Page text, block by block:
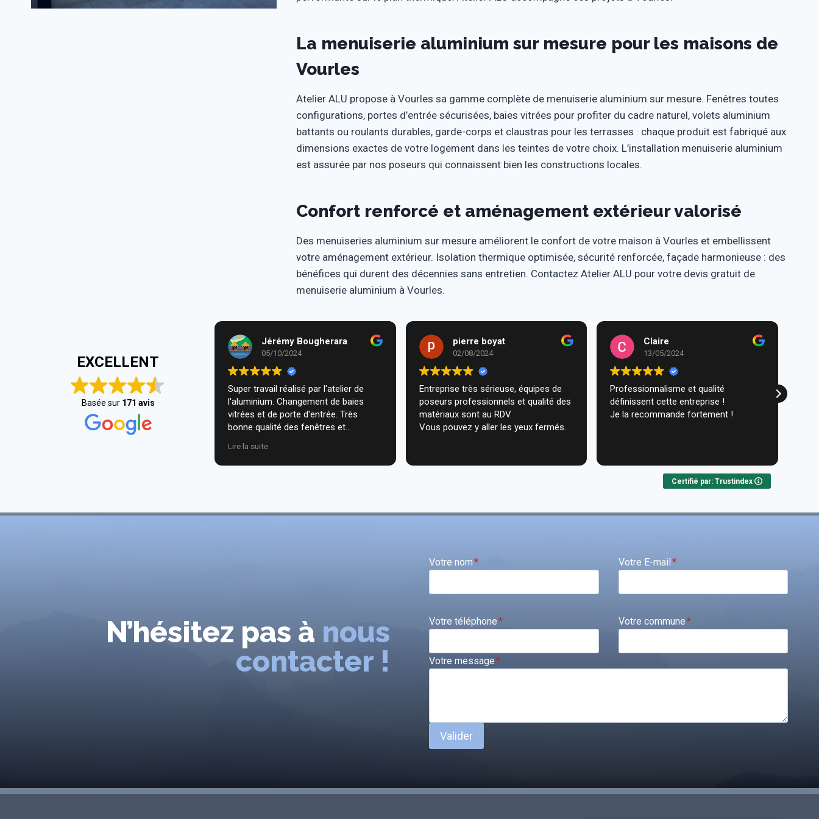
La menuiserie aluminium sur mesure pour les maisons de
Vourles
Atelier ALU propose à Vourles sa gamme complète de menuiserie aluminium sur mesure. Fenêtres toutes
configurations, portes d’entrée sécurisées, baies vitrées pour profiter du cadre naturel, volets aluminium
battants ou roulants durables, garde-corps et claustras pour les terrasses : chaque produit est fabriqué aux
dimensions exactes de votre logement dans les teintes de votre choix. L’installation menuiserie aluminium
est assurée par nos poseurs qui connaissent bien les constructions locales.
Confort renforcé et aménagement extérieur valorisé
Des menuiseries aluminium sur mesure améliorent le confort de votre maison à Vourles et embellissent
votre aménagement extérieur. Isolation thermique optimisée, sécurité renforcée, façade harmonieuse : des
bénéfices qui durent des décennies sans entretien. Contactez Atelier ALU pour votre devis gratuit de
menuiserie aluminium à Vourles.
EXCELLENT
Basée sur 171 avis
Jérémy Bougherara
05/10/2024
Super travail réalisé par l'atelier de
l'aluminium. Changement de baies
vitrées et de porte d'entrée. Très
bonne qualité des fenêtres et
nous. Je recommande vivement.
Lire la suite
pierre boyat
02/08/2024
Entreprise très sérieuse, équipes de
poseurs professionnels et qualité des
matériaux sont au RDV.
Vous pouvez y aller les yeux fermés.
Claire
13/05/2024
Professionnalisme et qualité
définissent cette entreprise !
Je la recommande fortement !
Certifié par: Trustindex
N’hésitez pas à nous
contacter !
Votre nom* Votre E-mail*
Votre téléphone* Votre commune*
Votre message*
Valider